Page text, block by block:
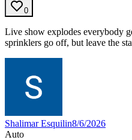
0
Live show explodes everybody
sprinklers go off, but leave the
Shalimar Esquilin8/6/2026
Auto